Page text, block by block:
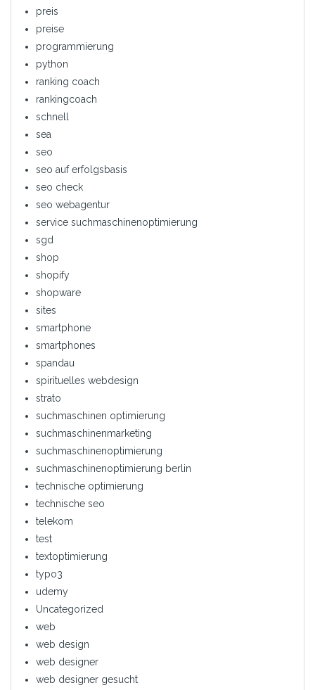
preis
preise
programmierung
python
ranking coach
rankingcoach
schnell
sea
seo
seo auf erfolgsbasis
seo check
seo webagentur
service suchmaschinenoptimierung
sgd
shop
shopify
shopware
sites
smartphone
smartphones
spandau
spirituelles webdesign
strato
suchmaschinen optimierung
suchmaschinenmarketing
suchmaschinenoptimierung
suchmaschinenoptimierung berlin
technische optimierung
technische seo
telekom
test
textoptimierung
typo3
udemy
Uncategorized
web
web design
web designer
web designer gesucht